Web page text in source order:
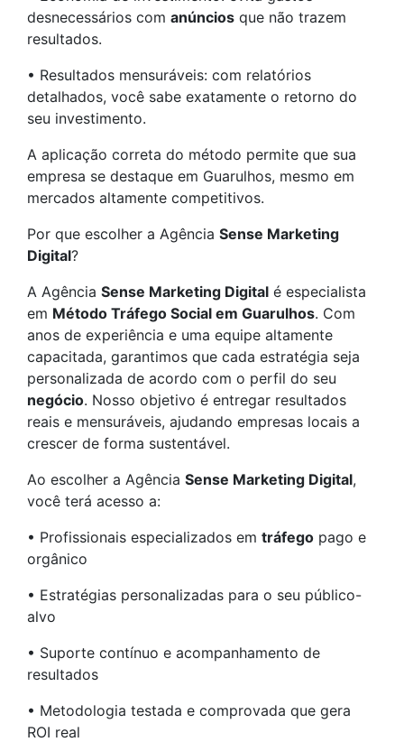
desnecessários com anúncios que não trazem
resultados.
• Resultados mensuráveis: com relatórios
detalhados, você sabe exatamente o retorno do
seu investimento.
A aplicação correta do método permite que sua
empresa se destaque em Guarulhos, mesmo em
mercados altamente competitivos.
Por que escolher a Agência Sense Marketing
Digital?
A Agência Sense Marketing Digital é especialista
em Método Tráfego Social em Guarulhos. Com
anos de experiência e uma equipe altamente
capacitada, garantimos que cada estratégia seja
personalizada de acordo com o perfil do seu
negócio. Nosso objetivo é entregar resultados
reais e mensuráveis, ajudando empresas locais a
crescer de forma sustentável.
Ao escolher a Agência Sense Marketing Digital,
você terá acesso a:
• Profissionais especializados em tráfego pago e
orgânico
• Estratégias personalizadas para o seu público-
alvo
• Suporte contínuo e acompanhamento de
resultados
• Metodologia testada e comprovada que gera
ROI real